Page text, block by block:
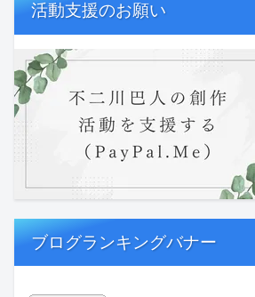
活動支援のお願い
ブログランキングバナー